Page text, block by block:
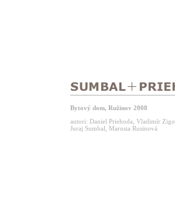
Bytový dom, Ružinov 2008
autori: Daniel Priehoda, Vladimír Zigo,
Juraj Sumbal, Marusia Rusinová